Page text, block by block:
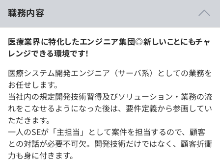
職務内容
医療業界に特化したエンジニア集団◎新しいことにもチャ
レンジできる環境です！
医療システム開発エンジニア（サーバ系）としての業務を
お任せします。
当社内の規定開発技術習得及びソリューション・業務の流
れをこなせるようになった後は、要件定義から参画してい
ただきます。
一人のSEが「主担当」として案件を担当するので、顧客
との対話が必要不可欠。開発技術だけではなく、顧客折衝
力も身に付きます。